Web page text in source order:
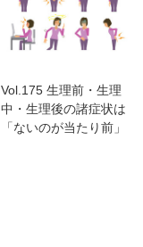
Vol.175 生理前・生理
中・生理後の諸症状は
「ないのが当たり前」